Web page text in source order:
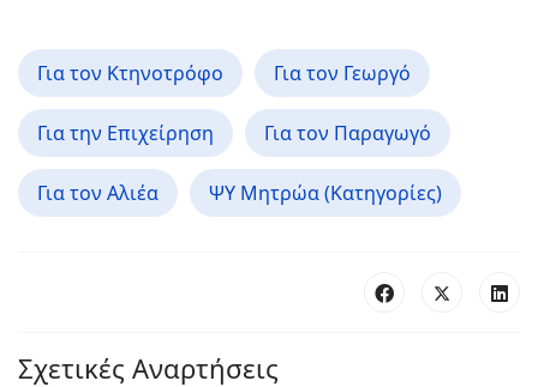
Για τον Κτηνοτρόφο Για τον Γεωργό
Για την Επιχείρηση Για τον Παραγωγό
Για τον Αλιέα ΨΥ Μητρώα (Κατηγορίες)
Σχετικές Αναρτήσεις